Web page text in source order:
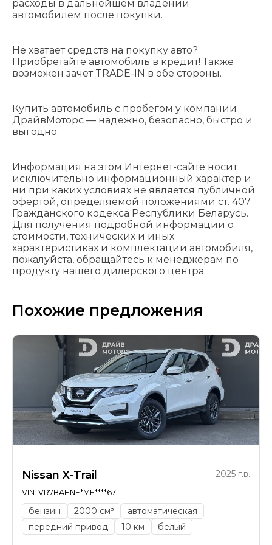
расходы в дальнейшем владении
автомобилем после покупки.
Не хватает средств на покупку авто?
Приобретайте автомобиль в кредит! Также
возможен зачет TRADE-IN в обе стороны.
Купить автомобиль с пробегом у компании
ДрайвМоторс — надежно, безопасно, быстро и
выгодно.
Информация на этом Интернет-сайте носит
исключительно информационный характер и
ни при каких условиях не является публичной
офертой, определяемой положениями cт. 407
Гражданского кодекса Республики Беларусь.
Для получения подробной информации о
стоимости, технических и иных
характеристиках и комплектации автомобиля,
пожалуйста, обращайтесь к менеджерам по
продукту нашего дилерского центра.
Похожие предложения
Nissan X-Trail 2025 г.в.
VIN: VR7BAHNE*ME****67
бензин 2000 см³
автоматическая
передний привод
10 км белый